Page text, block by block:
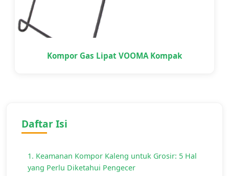
Daftar Isi
1. Keamanan Kompor Kaleng untuk Grosir: 5 Hal
yang Perlu Diketahui Pengecer
Kompor Gas Lipat VOOMA Kompak